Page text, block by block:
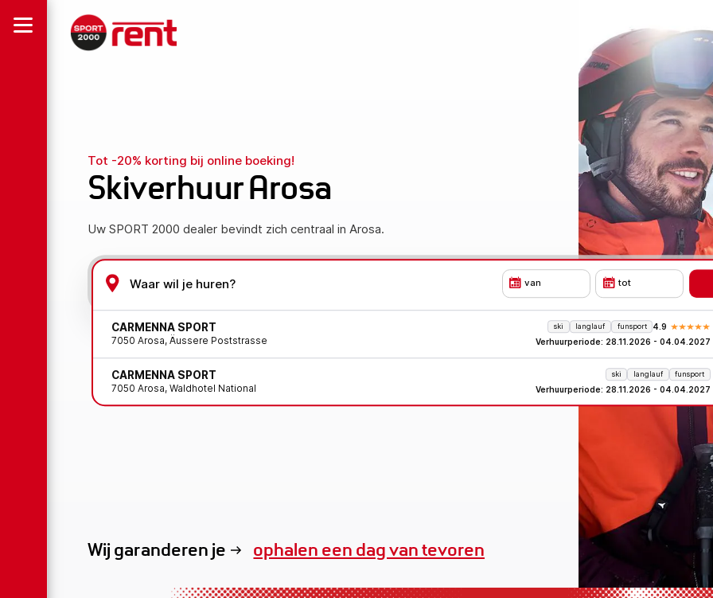
Tot -20% korting bij online boeking!
Skiverhuur Arosa
Uw SPORT 2000 dealer bevindt zich centraal in Arosa.
van tot
CARMENNA SPORT
7050 Arosa, Äussere Poststrasse
ski langlauf funsport
4.9
Verhuurperiode: 28.11.2026 - 04.04.2027
CARMENNA SPORT
7050 Arosa, Waldhotel National
ski langlauf funsport
Verhuurperiode: 28.11.2026 - 04.04.2027
Wij garanderen je exclusieve verhuuruitrusting